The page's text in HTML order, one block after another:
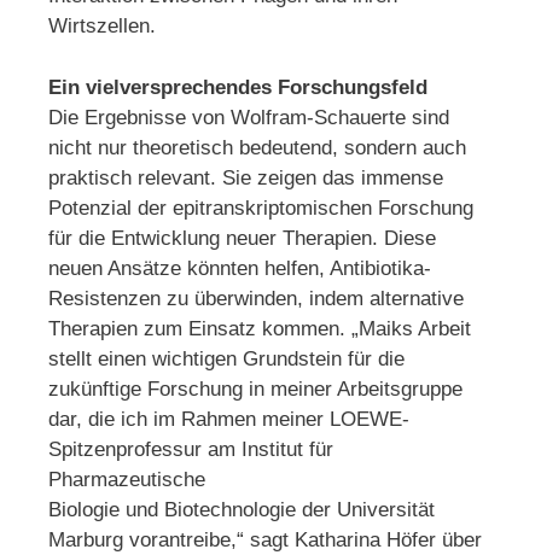
Wirtszellen.
Ein vielversprechendes Forschungsfeld
Die Ergebnisse von Wolfram-Schauerte sind
nicht nur theoretisch bedeutend, sondern auch
praktisch relevant. Sie zeigen das immense
Potenzial der epitranskriptomischen Forschung
für die Entwicklung neuer Therapien. Diese
neuen Ansätze könnten helfen, Antibiotika-
Resistenzen zu überwinden, indem alternative
Therapien zum Einsatz kommen. „Maiks Arbeit
stellt einen wichtigen Grundstein für die
zukünftige Forschung in meiner Arbeitsgruppe
dar, die ich im Rahmen meiner LOEWE-
Spitzenprofessur am Institut für
Pharmazeutische
Biologie und Biotechnologie der Universität
Marburg vorantreibe,“ sagt Katharina Höfer über